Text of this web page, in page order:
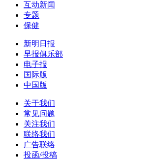
互动新闻
专题
保健
新明日报
早报俱乐部
电子报
国际版
中国版
关于我们
常见问题
关注我们
联络我们
广告联络
投函/投稿